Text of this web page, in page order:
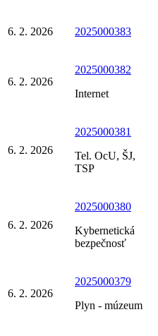
6. 2. 2026 2025000383
6. 2. 2026
2025000382
Internet
6. 2. 2026
2025000381
Tel. OcU, ŠJ,
TSP
6. 2. 2026
2025000380
Kybernetická
bezpečnosť
6. 2. 2026
2025000379
Plyn - múzeum